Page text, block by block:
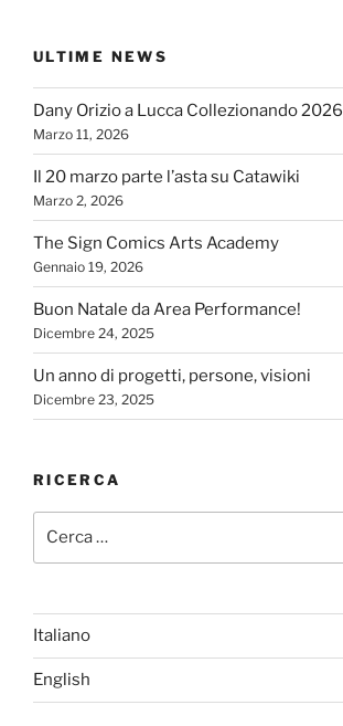
ULTIME NEWS
Dany Orizio a Lucca Collezionando 2026
Marzo 11, 2026
Il 20 marzo parte l’asta su Catawiki
Marzo 2, 2026
The Sign Comics Arts Academy
Gennaio 19, 2026
Buon Natale da Area Performance!
Dicembre 24, 2025
Un anno di progetti, persone, visioni
Dicembre 23, 2025
RICERCA
Italiano
English